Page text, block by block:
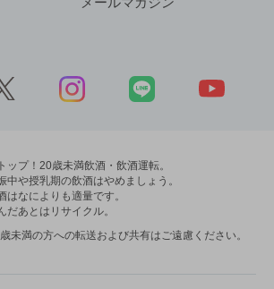
ップ！20歳未満飲酒・飲酒運転。
中や授乳期の飲酒はやめましょう。
はなによりも適量です。
だあとはリサイクル。
未満の方への転送および共有はご遠慮ください。